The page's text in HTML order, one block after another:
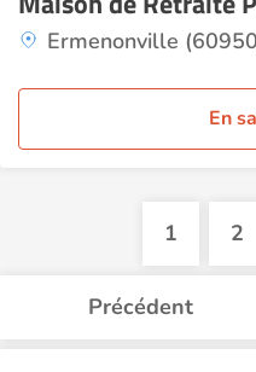
Ermenonville
En
1 2
Précédent